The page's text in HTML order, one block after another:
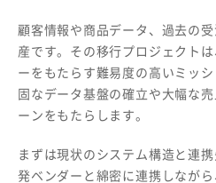
顧客情報や商品データ、過去の
産です。その移行プロジェクト
ーをもたらす難易度の高いミッ
固なデータ基盤の確立や大幅な
ーンをもたらします。
まずは現状のシステム構造と連
発ベンダーと綿密に連携しなが